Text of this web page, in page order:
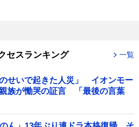
セスランキング 一覧
のせいで起きた人災」 イオンモー
族が慟哭の証言 「最後の言葉